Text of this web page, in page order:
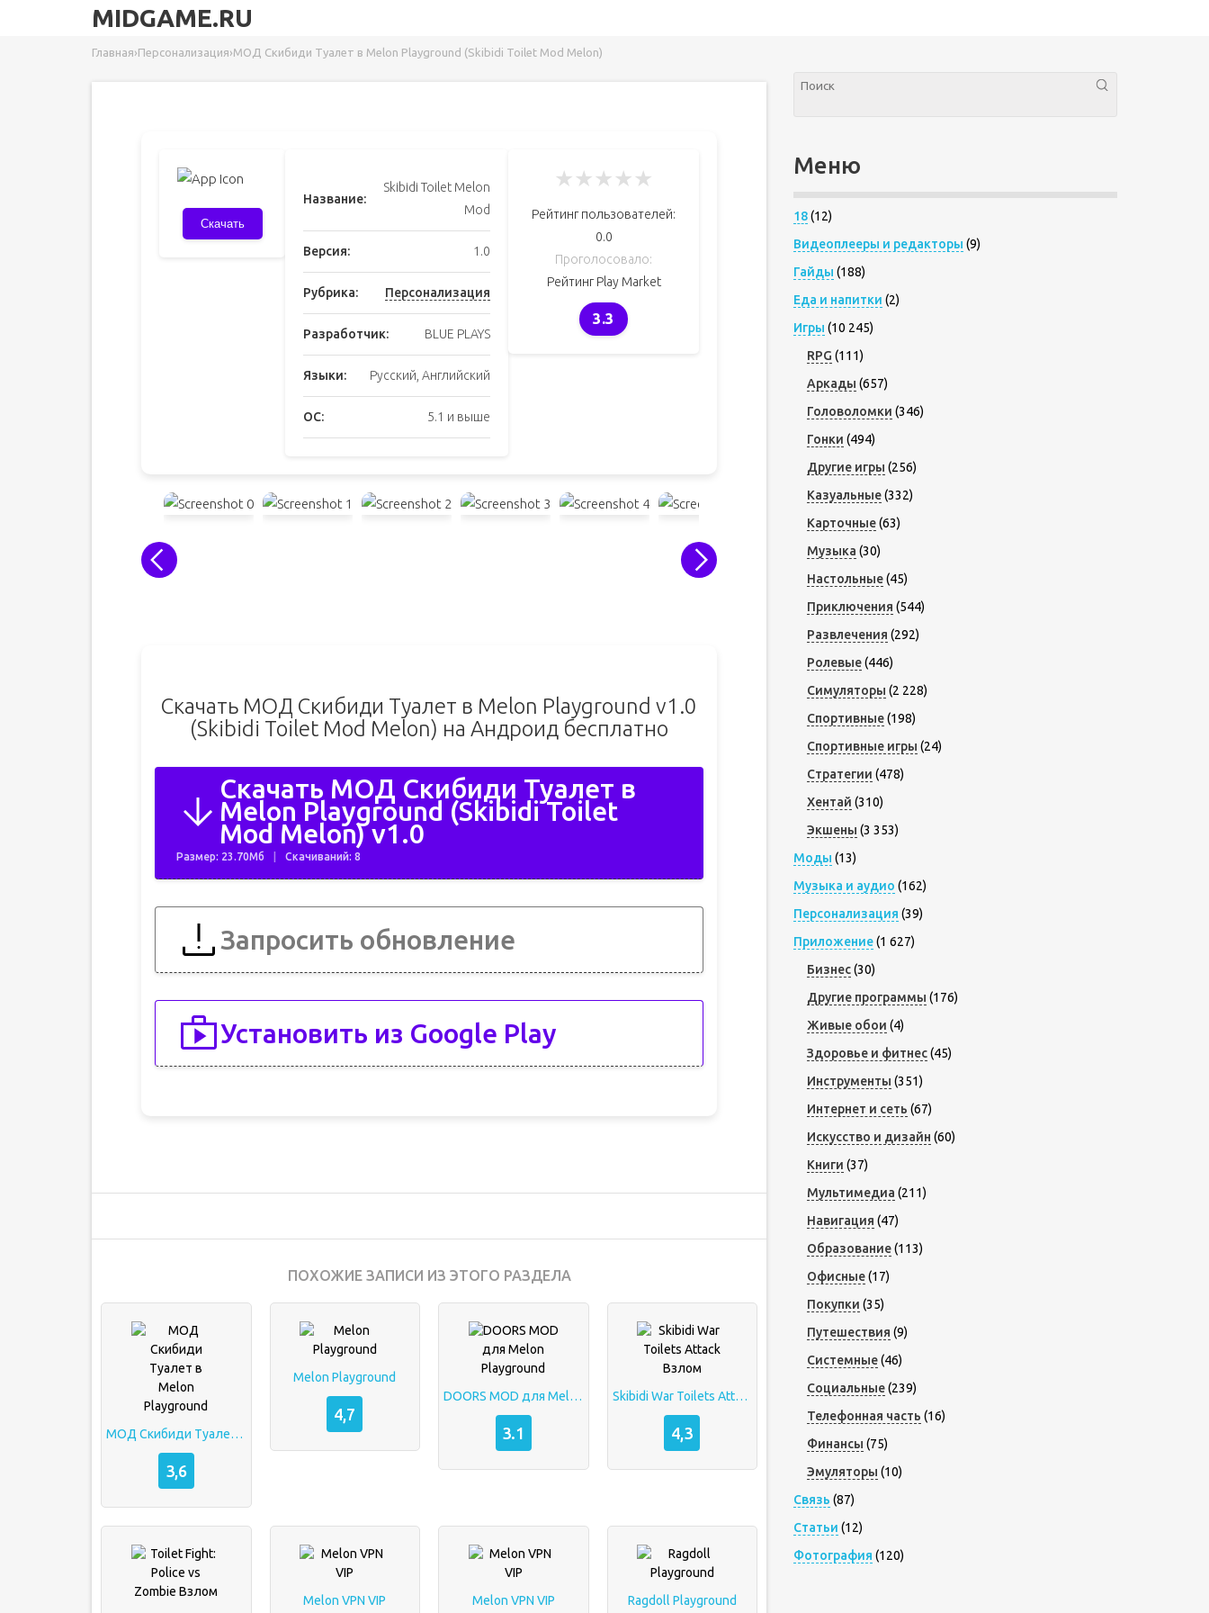
MIDGAME.RU
Главная›Персонализация›МОД Скибиди Туалет в Melon Playground (Skibidi Toilet Mod Melon)
Скачать
Название:
Skibidi Toilet Melon
Mod
Версия: 1.0
Рубрика: Персонализация
Разработчик: BLUE PLAYS
Языки: Русский, Английский
ОС: 5.1 и выше
★★★★★
Рейтинг пользователей:
0.0
Проголосовало:
Рейтинг Play Market
3.3
Скачать МОД Скибиди Туалет в Melon Playground v1.0
(Skibidi Toilet Mod Melon) на Андроид бесплатно
Скачать МОД Скибиди Туалет в
Melon Playground (Skibidi Toilet
Mod Melon) v1.0
Размер: 23.70Мб Скачиваний: 8
Запросить обновление
Установить из Google Play
ПОХОЖИЕ ЗАПИСИ ИЗ ЭТОГО РАЗДЕЛА
МОД Скибиди Туалет в Melon Playground
3,6
Melon Playground
4,7
DOORS MOD для Melon Playground
3.1
Skibidi War Toilets Attack Взлом
4,3
Melon VPN VIP Melon VPN VIP Ragdoll Playground
Меню
18(12)
Видеоплееры и редакторы (9)
Гайды (188)
Еда и напитки (2)
Игры (10 245)
RPG (111)
Аркады (657)
Головоломки (346)
Гонки (494)
Другие игры (256)
Казуальные(332)
Карточные(63)
Музыка (30)
Настольные(45)
Приключения (544)
Развлечения (292)
Ролевые(446)
Симуляторы (2 228)
Спортивные(198)
Спортивные игры (24)
Стратегии (478)
Хентай (310)
Экшены (3 353)
Моды (13)
Музыка и аудио (162)
Персонализация (39)
Приложение(1 627)
Бизнес(30)
Другие программы (176)
Живые обои (4)
Здоровье и фитнес(45)
Инструменты (351)
Интернет и сеть (67)
Искусство и дизайн (60)
Книги (37)
Мультимедиа (211)
Навигация (47)
Образование(113)
Офисные(17)
Покупки (35)
Путешествия (9)
Системные(46)
Социальные(239)
Телефонная часть (16)
Финансы (75)
Эмуляторы (10)
Связь (87)
Статьи (12)
Фотография (120)